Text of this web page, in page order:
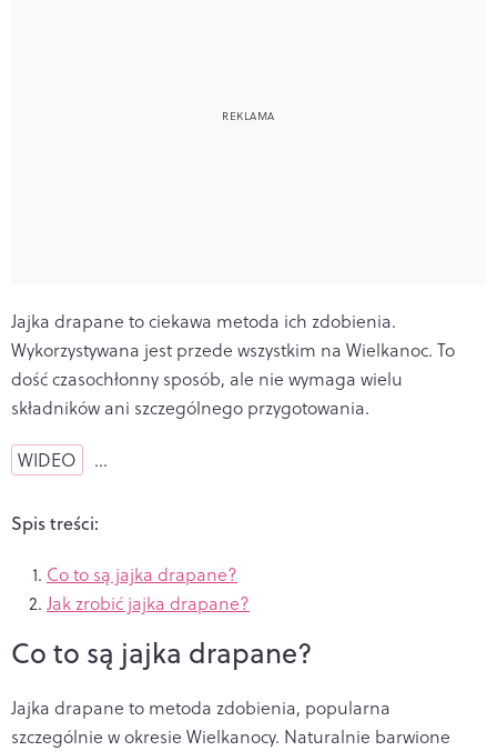
Jajka drapane to ciekawa metoda ich zdobienia.
Wykorzystywana jest przede wszystkim na Wielkanoc. To
dość czasochłonny sposób, ale nie wymaga wielu
składników ani szczególnego przygotowania.
WIDEO …
Spis treści:
Co to są jajka drapane?
Jak zrobić jajka drapane?
Co to są jajka drapane?
Jajka drapane to metoda zdobienia, popularna
szczególnie w okresie Wielkanocy. Naturalnie barwione